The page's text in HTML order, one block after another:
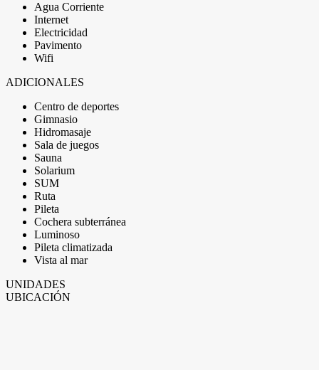
Agua Corriente
Internet
Electricidad
Pavimento
Wifi
ADICIONALES
Centro de deportes
Gimnasio
Hidromasaje
Sala de juegos
Sauna
Solarium
SUM
Ruta
Pileta
Cochera subterránea
Luminoso
Pileta climatizada
Vista al mar
UNIDADES
UBICACIÓN